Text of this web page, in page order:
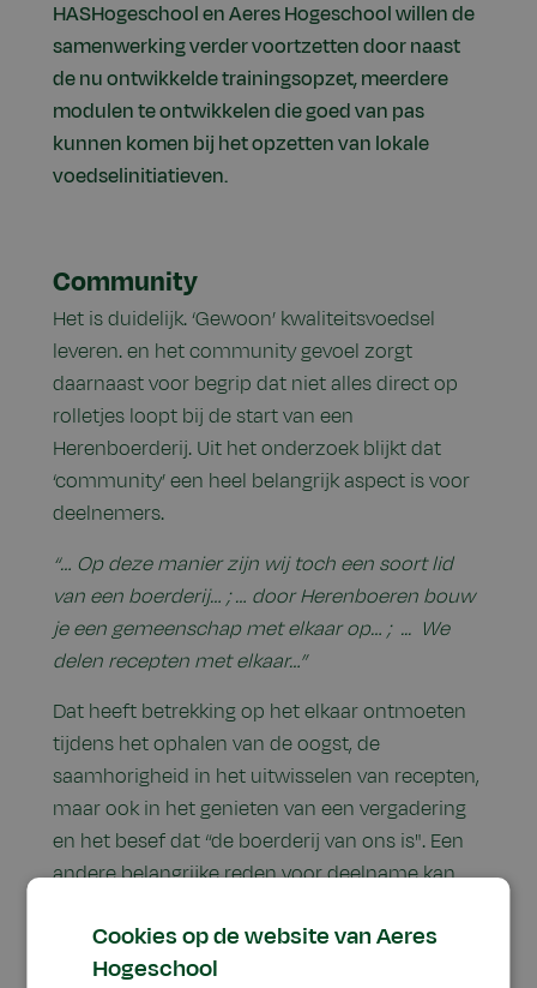
HASHogeschool en Aeres Hogeschool willen de
samenwerking verder voortzetten door naast
de nu ontwikkelde trainingsopzet, meerdere
modulen te ontwikkelen die goed van pas
kunnen komen bij het opzetten van lokale
voedselinitiatieven.
Community
Het is duidelijk. ‘Gewoon’ kwaliteitsvoedsel
leveren. en het community gevoel zorgt
daarnaast voor begrip dat niet alles direct op
rolletjes loopt bij de start van een
Herenboerderij. Uit het onderzoek blijkt dat
‘community’ een heel belangrijk aspect is voor
deelnemers.
“… Op deze manier zijn wij toch een soort lid
van een boerderij… ; … door Herenboeren bouw
je een gemeenschap met elkaar op… ; ... We
delen recepten met elkaar…”
Dat heeft betrekking op het elkaar ontmoeten
tijdens het ophalen van de oogst, de
saamhorigheid in het uitwisselen van recepten,
maar ook in het genieten van een vergadering
en het besef dat “de boerderij van ons is". Een
andere belangrijke reden voor deelname kan
voedsel”. Dat heeft te maken met “weten waar
het voedsel vandaan komt”, “de afstand
Cookies op de website van Aeres
Hogeschool